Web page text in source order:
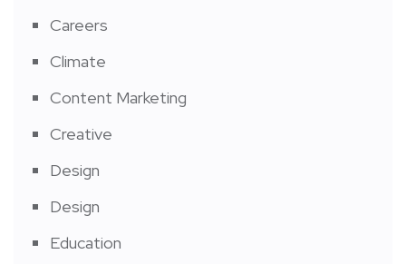
Careers
Climate
Content Marketing
Creative
Design
Design
Education